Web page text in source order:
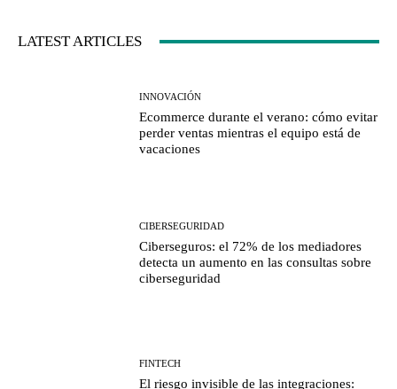
LATEST ARTICLES
INNOVACIÓN
Ecommerce durante el verano: cómo evitar
perder ventas mientras el equipo está de
vacaciones
CIBERSEGURIDAD
Ciberseguros: el 72% de los mediadores
detecta un aumento en las consultas sobre
ciberseguridad
FINTECH
El riesgo invisible de las integraciones: